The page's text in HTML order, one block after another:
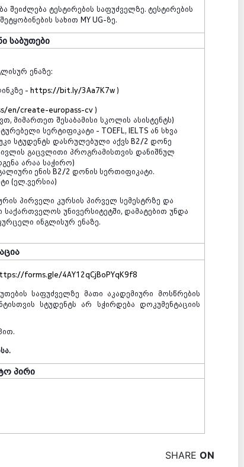
შეიძლება ტესტირების საფუძველზე. ტესტირების
შეტყობინების სახით MY UG-ზე.
საბუთები
ენაზე:
- https://bit.ly/3Aa7K7w )
en/create-europass-cv )
, მიმართეთ შესაბამისი სკოლის ასისტენტს)
სერტიფიკატი - TOEFL, IELTS ან სხვა
სტუდენტს დასრულებული აქვს B2/2 დონე
გაცვლითი პროგრამისთვის დანიშნულ
არაა საჭირო)
ენის B2/2 დონის სერთიფიკატი.
(ელ.ვერსია)
პირველი კურსის პირველ სემესტრზე და
საქართველოს უნივერსიტეტში, დამატებით უნდა
ინგლისურ ენაზე.
forms.gle/4AY12qCjBoPYqK9f8
საფუძველზე მათი აკადემიური
მოსწრების
სტუდენტს არ სჭირდება
დოკუმენტაციის
.
პირი
SHARE ON